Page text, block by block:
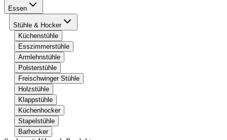
Essen
Stühle & Hocker
Küchenstühle
Esszimmerstühle
Armlehnstühle
Polsterstühle
Freischwinger Stühle
Holzstühle
Klappstühle
Küchenhocker
Stapelstühle
Barhocker